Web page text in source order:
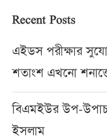
Recent Posts
এইডস পরীক্ষার
শতাংশ এখনো
বিএমইউর উপ-
ইসলাম